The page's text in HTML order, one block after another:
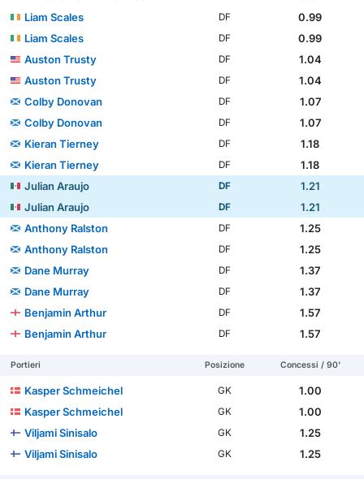
Liam Scales
DF
0.99
Liam Scales
DF
0.99
Auston Trusty
DF
1.04
Auston Trusty
DF
1.04
Colby Donovan
DF
1.07
Colby Donovan
DF
1.07
Kieran Tierney
DF
1.18
Kieran Tierney
DF
1.18
Julian Araujo
DF
1.21
Julian Araujo
DF
1.21
Anthony Ralston
DF
1.25
Anthony Ralston
DF
1.25
Dane Murray
DF
1.37
Dane Murray
DF
1.37
Benjamin Arthur
DF
1.57
Benjamin Arthur
DF 1.57
Portieri Posizione Concessi / 90'
Kasper Schmeichel GK
1.00
Kasper Schmeichel
GK
1.00
Viljami Sinisalo
GK
1.25
Viljami Sinisalo
GK 1.25